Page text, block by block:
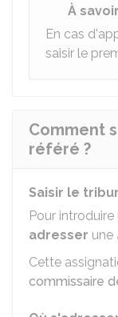
À savoir
En cas
saisir le
Comment
référé ?
Saisir le
Pour
adresser une
Cette
commissaire